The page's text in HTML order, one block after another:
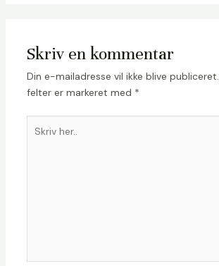
Skriv en kommentar
Din e-mailadresse vil ikke blive publiceret.
felter er markeret med *
her..